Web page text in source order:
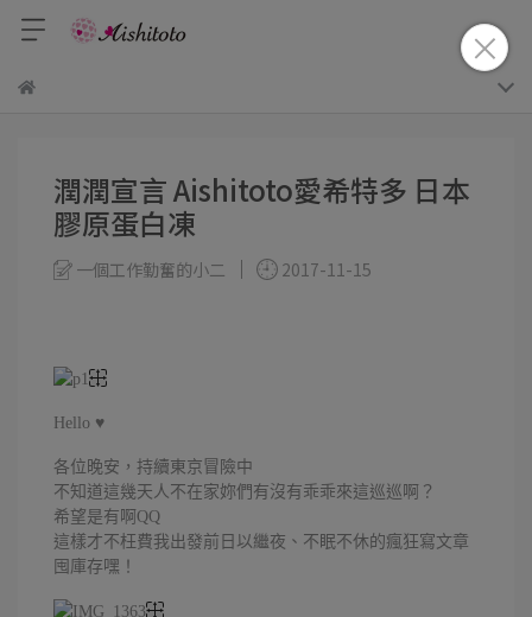
潤潤宣言 Aishitoto愛希特多 日本
膠原蛋白凍
一個工作勤奮的小二 2017-11-15
Hello ♥
各位晚安，持續東京冒險中
不知道這幾天人不在家妳們有沒有乖乖來這巡巡啊？
希望是有啊QQ
這樣才不枉費我出發前日以繼夜、不眠不休的瘋狂寫文章
囤庫存嘿！